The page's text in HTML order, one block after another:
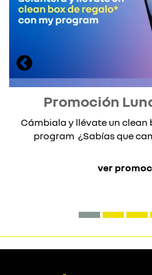
Promoción
Cámbiala y llévate un clean
program ¿Sabías que
ver